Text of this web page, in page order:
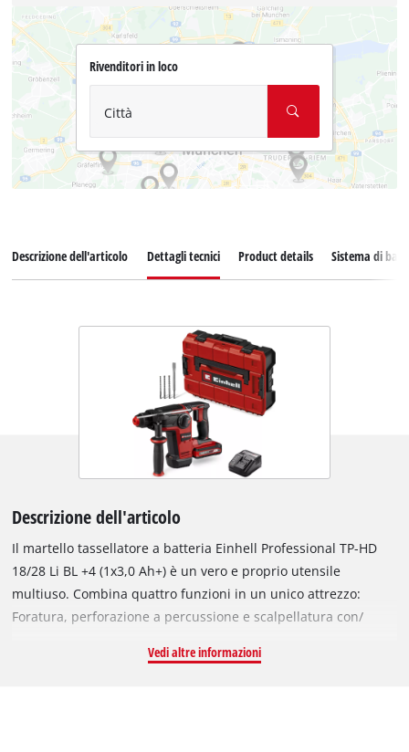
Rivenditori in loco
Città
Descrizione dell'articolo Dettagli tecnici Product details Sistema di
Descrizione dell'articolo
Il martello tassellatore a batteria Einhell Professional TP-HD
18/28 Li BL +4 (1x3,0 Ah+) è un vero e proprio utensile
multiuso. Combina quattro funzioni in un unico attrezzo:
Foratura, perforazione a percussione e scalpellatura con/
selezionate tramite un interruttore centrale. Il dispositivo è
Vedi altre informazioni